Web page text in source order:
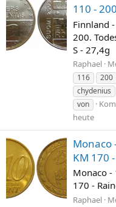
110 -
Finnland
200.
S - 27,4g
Raphael
116
200
chydenius
von
heute
Monaco
KM 170
Monaco -
170 -
Raphael